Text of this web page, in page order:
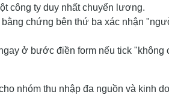
công ty duy nhất chuyển lương.
chứng bên thứ ba xác nhận
ở bước điền form nếu tick "không
nhóm thu nhập đa nguồn và kinh